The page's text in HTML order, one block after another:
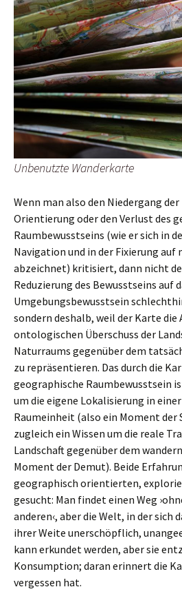
Unbenutzte Wanderkarte
Wenn man also den Niedergang
Orientierung oder den Verlust des
Raumbewusstseins (wie er sich in
Navigation und in der Fixierung auf
abzeichnet) kritisiert, dann nicht
Reduzierung des Bewusstseins auf
Umgebungsbewusstsein
sondern deshalb, weil der Karte
ontologischen Überschuss der
Naturraums gegenüber dem
zu repräsentieren. Das durch die
geographische Raumbewusstsein
um die eigene Lokalisierung in
Raumeinheit (also ein Moment der
zugleich ein Wissen um die reale
Landschaft gegenüber dem
Moment der Demut). Beide
geographisch orientierten,
gesucht: Man findet einen Weg
anderen‹, aber die Welt, in der
ihrer Weite unerschöpflich,
kann erkundet werden, aber sie
Konsumption; daran erinnert die
vergessen hat.